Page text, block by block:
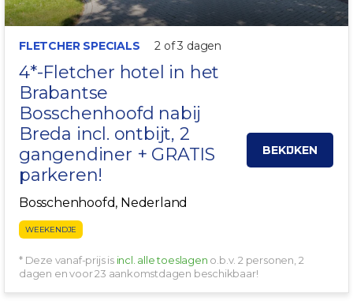
FLETCHER SPECIALS 2 of 3 dagen
4*-Fletcher hotel in het
Brabantse
Bosschenhoofd nabij
Breda incl. ontbijt, 2
gangendiner + GRATIS
parkeren!
Bosschenhoofd, Nederland
WEEKENDJE
BEKIJKEN
* Deze vanaf-prijs is incl. alle toeslagen o.b.v. 2 personen, 2
dagen en voor 23 aankomstdagen beschikbaar!